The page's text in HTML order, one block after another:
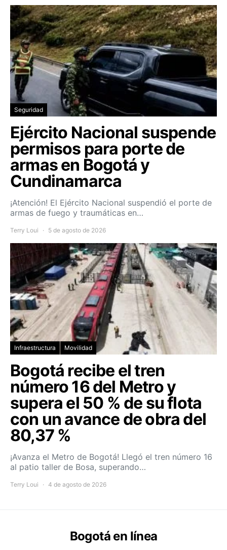
Seguridad
Ejército Nacional suspende
permisos para porte de
armas en Bogotá y
Cundinamarca
¡Atención! El Ejército Nacional suspendió el porte de
armas de fuego y traumáticas en…
Terry Loui 5 de agosto de 2026
Infraestructura Movilidad
Bogotá recibe el tren
número 16 del Metro y
supera el 50 % de su flota
con un avance de obra del
80,37 %
¡Avanza el Metro de Bogotá! Llegó el tren número 16
al patio taller de Bosa, superando…
Terry Loui 4 de agosto de 2026
Bogotá en línea